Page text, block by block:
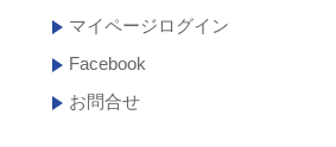
マイページログイン
Facebook
お問合せ